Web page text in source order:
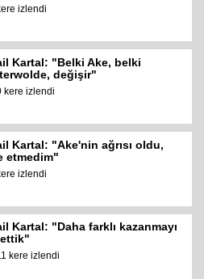
izlendi
Kartal: "Belki Ake, belki
değişir"
kere izlendi
Kartal: "Ake'nin ağrısı oldu,
etmedim"
izlendi
Kartal: "Daha farklı kazanmayı
kere izlendi